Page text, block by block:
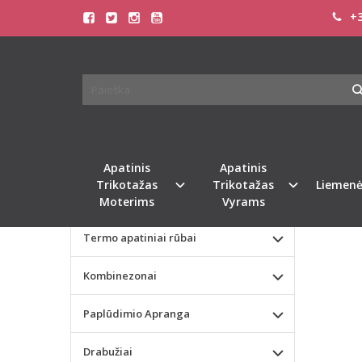
Apatinis
Trikotažas
Moterims
Apatinis
Trikotažas
Vyrams
Valentino dienos dovana
Liemenėlės
Termo apatiniai rūbai
Kombinezonai
Paplūdimio Apranga
Drabužiai